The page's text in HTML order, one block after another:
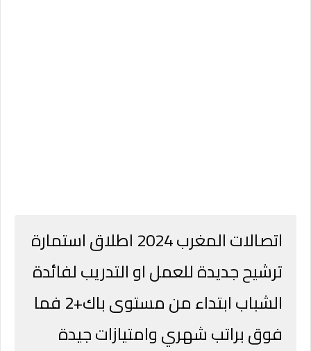
اتصالات المغرب 2024 اطلاق استمارة
ترشيح جديدة للعمل او التدريب لفائدة
الشباب ابتداء من مستوى باك+2 فما
فوق براتب شهري وامتيازات جيدة